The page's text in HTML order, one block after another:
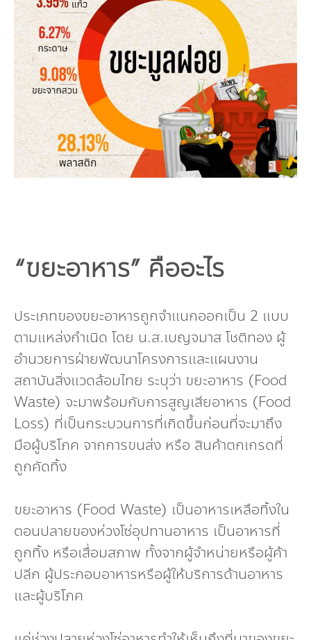
“ขยะอาหาร” คืออะไร
ประเภทของขยะอาหารถูกจำแนกออกเป็น 2 แบบ
ตามแหล่งกำเนิด โดย น.ส.เบญจมาส โชติทอง ผู้
อำนวยการฝ่ายพัฒนาโครงการและแผนงาน
สถาบันสิ่งแวดล้อมไทย ระบุว่า ขยะอาหาร (Food
Waste) จะมาพร้อมกับการสูญเสียอาหาร (Food
Loss) ที่เป็นกระบวนการที่เกิดขึ้นก่อนที่จะมาถึง
มือผู้บริโภค จากการขนส่ง หรือ สินค้าตกเกรดที่
ถูกคัดทิ้ง
ขยะอาหาร (Food Waste) เป็นอาหารเหลือทิ้งใน
ตอนปลายของห่วงโซ่อุปทานอาหาร เป็นอาหารที่
ถูกทิ้ง หรือเสื่อมสภาพ ทั้งจากผู้จำหน่ายหรือผู้ค้า
ปลีก ผู้ประกอบอาหารหรือผู้ให้บริการด้านอาหาร
และผู้บริโภค